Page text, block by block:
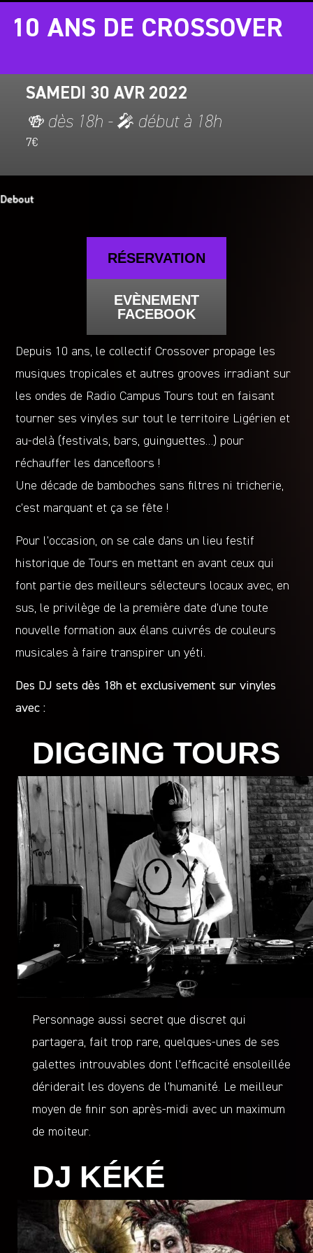
10 ANS DE CROSSOVER
SAMEDI 30 AVR 2022
🍻 dès 18h - 🎤 début à 18h
7€
RÉSERVATION
EVÈNEMENT
FACEBOOK
Depuis 10 ans, le collectif Crossover propage les
musiques tropicales et autres grooves irradiant sur
les ondes de Radio Campus Tours tout en faisant
tourner ses vinyles sur tout le territoire Ligérien et
au-delà (festivals, bars, guinguettes…) pour
réchauffer les dancefloors !
Une décade de bamboches sans filtres ni tricherie,
c’est marquant et ça se fête !
Pour l’occasion, on se cale dans un lieu festif
historique de Tours en mettant en avant ceux qui
font partie des meilleurs sélecteurs locaux avec, en
sus, le privilège de la première date d’une toute
nouvelle formation aux élans cuivrés de couleurs
musicales à faire transpirer un yéti.
Des DJ sets dès 18h et exclusivement sur vinyles
avec :
DIGGING TOURS
Personnage aussi secret que discret qui
partagera, fait trop rare, quelques-unes de ses
galettes introuvables dont l’efficacité ensoleillée
dériderait les doyens de l’humanité. Le meilleur
moyen de finir son après-midi avec un maximum
de moiteur.
DJ KÉKÉ